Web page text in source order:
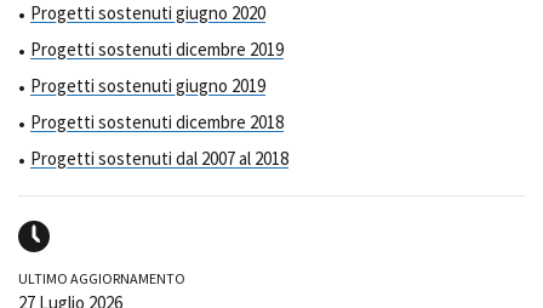
Progetti sostenuti giugno 2020
Progetti sostenuti dicembre 2019
Progetti sostenuti giugno 2019
Progetti sostenuti dicembre 2018
Progetti sostenuti dal 2007 al 2018
ULTIMO AGGIORNAMENTO
27 Luglio 2026